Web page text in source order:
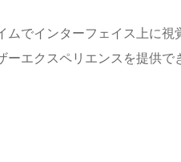
ムでインターフェイス上に視
エクスペリエンスを提供で